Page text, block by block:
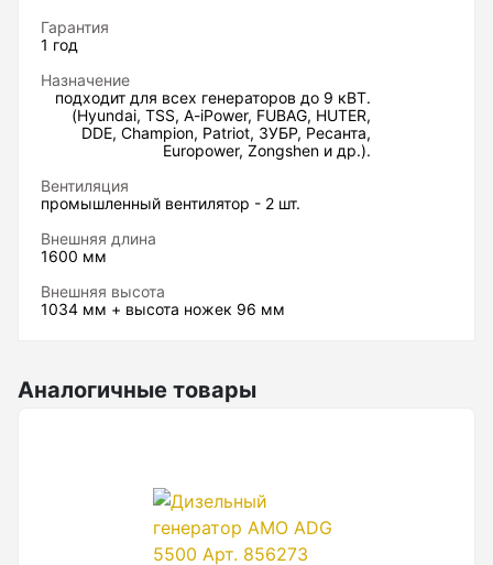
Гарантия
1 год
Назначение
подходит для всех генераторов до 9 кВТ.
(Hyundai, TSS, A-iPower, FUBAG, HUTER,
DDE, Champion, Patriot, ЗУБР, Ресанта,
Europower, Zongshen и др.).
Вентиляция
промышленный вентилятор - 2 шт.
Внешняя длина
1600 мм
Внешняя высота
1034 мм + высота ножек 96 мм
Аналогичные товары
Нивелиры
Нивелиры оптические
Нивелиры лазерные ротационные
Комплекты нивелиров
Показать еще
Приборы контроля и диагностики
Анализаторы холодильных систем